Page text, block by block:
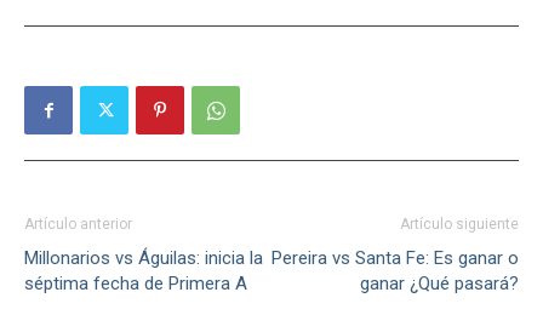
Artículo anterior
Millonarios vs Águilas: inicia la
séptima fecha de Primera A
Artículo siguiente
Pereira vs Santa Fe: Es ganar o
ganar ¿Qué pasará?